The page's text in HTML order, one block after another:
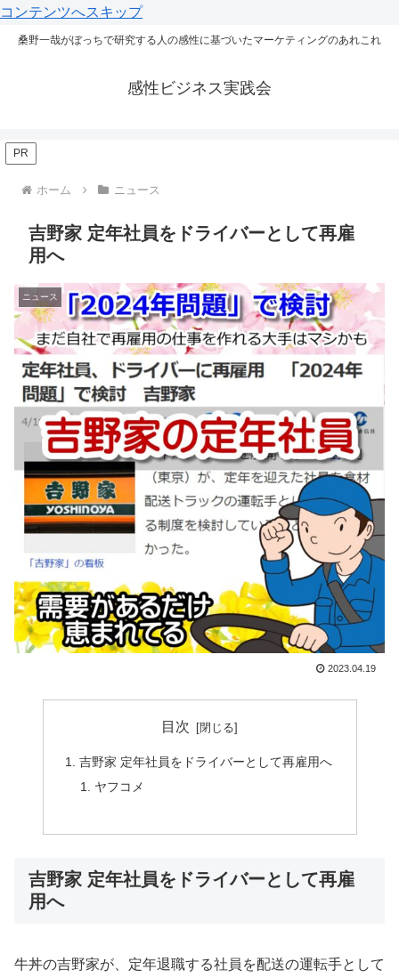
コンテンツへスキップ
桑野一哉がぼっちで研究する人の感性に基づいたマーケティングのあれこれ
感性ビジネス実践会
PR
ホーム ニュース
吉野家 定年社員をドライバーとして再雇
用へ
ニュース
2023.04.19
目次
吉野家 定年社員をドライバーとして再雇用へ
ヤフコメ
吉野家 定年社員をドライバーとして再雇
用へ
牛丼の吉野家が、定年退職する社員を配送の運転手として